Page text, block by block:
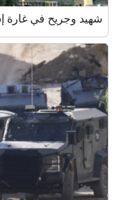
شهيد وجريح في غارة